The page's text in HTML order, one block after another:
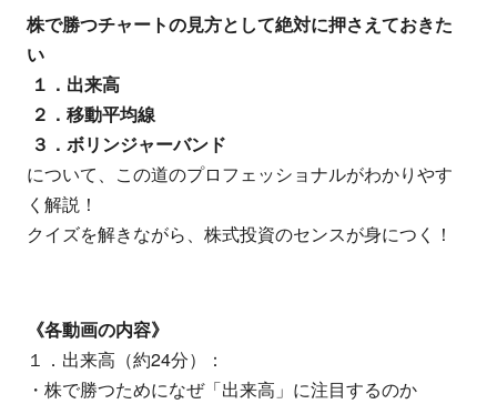
株で勝つチャートの見方として絶対に押さえておきた
い
１．出来高
２．移動平均線
３．ボリンジャーバンド
について、この道のプロフェッショナルがわかりやす
く解説！
クイズを解きながら、株式投資のセンスが身につく！
《各動画の内容》
１．出来高（約24分）：
・株で勝つためになぜ「出来高」に注目するのか